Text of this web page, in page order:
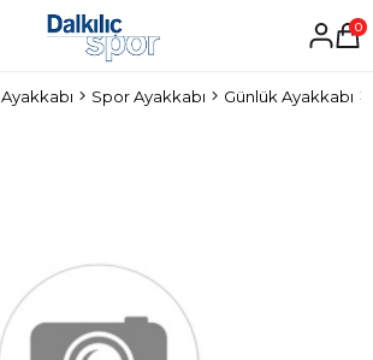
0
Ayakkabı Spor Ayakkabı Günlük Ayakkabı